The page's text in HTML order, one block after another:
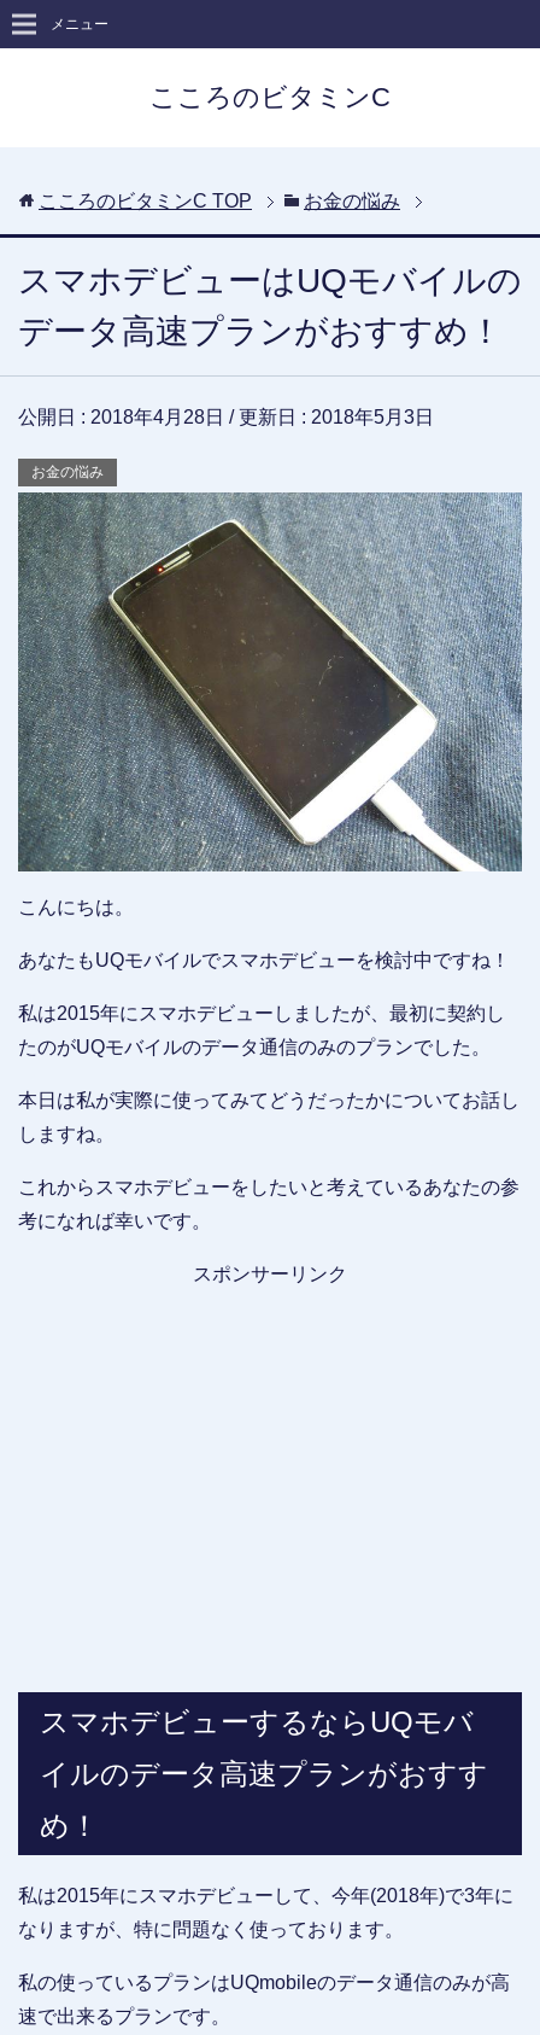
こころのビタミンC
メニュー
こころのビタミンC TOP お金の悩み
スマホデビューはUQモバイルの
データ高速プランがおすすめ！
公開日 : 2018年4月28日 / 更新日 : 2018年5月3日
お金の悩み
こんにちは。
あなたもUQモバイルでスマホデビューを検討中ですね！
私は2015年にスマホデビューしましたが、最初に契約し
たのがUQモバイルのデータ通信のみのプランでした。
本日は私が実際に使ってみてどうだったかについてお話し
しますね。
これからスマホデビューをしたいと考えているあなたの参
考になれば幸いです。
スポンサーリンク
スマホデビューするならUQモバ
イルのデータ高速プランがおすす
め！
私は2015年にスマホデビューして、今年(2018年)で3年に
なりますが、特に問題なく使っております。
私の使っているプランはUQmobileのデータ通信のみが高
速で出来るプランです。